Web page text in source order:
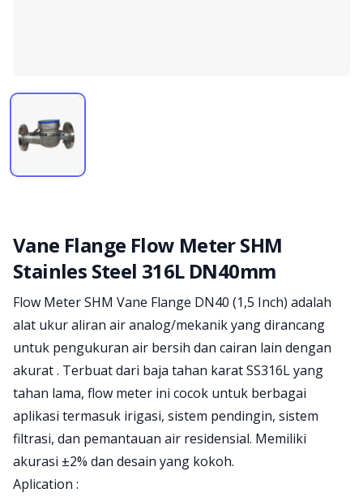
Vane Flange Flow Meter SHM
Stainles Steel 316L DN40mm
Product information
Flow Meter SHM Vane Flange DN40 (1,5 Inch) adalah
alat ukur aliran air analog/mekanik yang dirancang
untuk pengukuran air bersih dan cairan lain dengan
akurat . Terbuat dari baja tahan karat SS316L yang
tahan lama, flow meter ini cocok untuk berbagai
aplikasi termasuk irigasi, sistem pendingin, sistem
filtrasi, dan pemantauan air residensial. Memiliki
akurasi ±2% dan desain yang kokoh.
Aplication :